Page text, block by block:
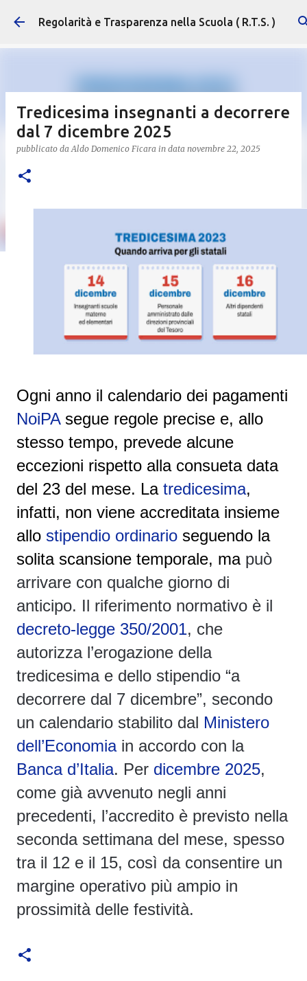
Passa ai contenuti principali
Regolarità e Trasparenza nella Scuola ( R.T.S. )
Tredicesima insegnanti a decorrere
dal 7 dicembre 2025
pubblicato daAldo Domenico Ficara in data novembre 22, 2025
Ogni anno il calendario dei pagamenti
NoiPAsegue regole precise e, allo
stesso tempo, prevede alcune
eccezioni rispetto alla consueta data
del 23 del mese. La tredicesima,
infatti, non viene accreditata insieme
allo stipendio ordinario seguendo la
solita scansione temporale, ma può
arrivare con qualche giorno di
anticipo. Il riferimento normativo è il
decreto-legge 350/2001, che
autorizza l’erogazione della
tredicesima e dello stipendio “a
decorrere dal 7 dicembre”, secondo
un calendario stabilito dal Ministero
dell’Economiain accordo con la
Banca d’Italia. Per dicembre 2025,
come già avvenuto negli anni
precedenti, l’accredito è previsto nella
seconda settimana del mese, spesso
tra il 12 e il 15, così da consentire un
margine operativo più ampio in
prossimità delle festività.